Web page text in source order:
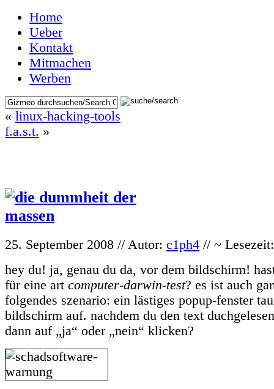
Home
Ueber
Kontakt
Mitmachen
Werben
« linux-hacking-tools
f.a.s.t. »
25. September 2008 // Autor: c1ph4 // ~
hey du! ja, genau du da, vor dem bildschirm!
für eine art computer-darwin-test? es ist auch
folgendes szenario: ein lästiges popup-fenster
bildschirm auf. nachdem du den text
dann auf „ja“ oder „nein“ klicken?